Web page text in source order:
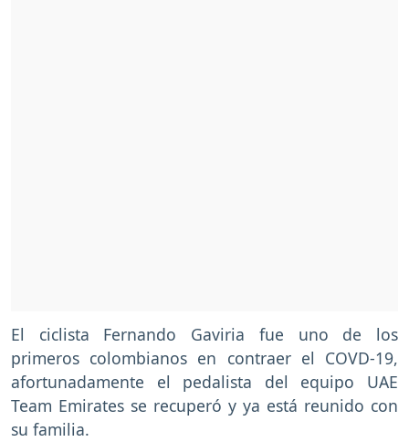
El ciclista Fernando Gaviria fue uno de los
primeros colombianos en contraer el COVD-19,
afortunadamente el pedalista del equipo UAE
Team Emirates se recuperó y ya está reunido con
su familia.